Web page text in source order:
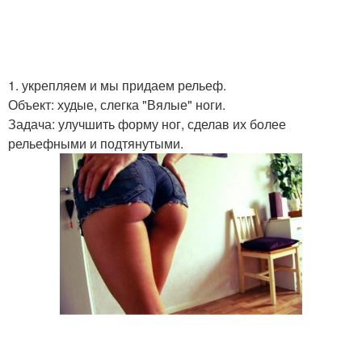
1. укрепляем и мы придаем рельеф.
Объект: худые, слегка "Вялые" ноги.
Задача: улучшить форму ног, сделав их более
рельефными и подтянутыми.